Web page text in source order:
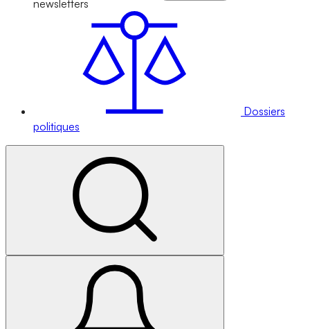
newsletters
Dossiers
politiques